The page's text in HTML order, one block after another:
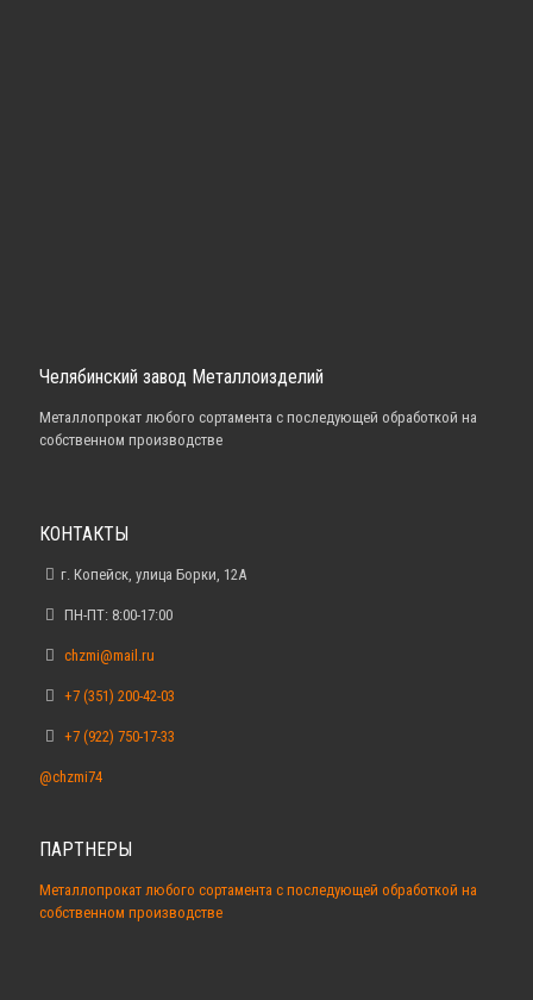
Челябинский завод Металлоизделий
Металлопрокат любого сортамента с последующей обработкой на
собственном производстве
КОНТАКТЫ
г. Копейск, улица Борки, 12А
ПН-ПТ: 8:00-17:00
chzmi@mail.ru
+7 (351) 200-42-03
+7 (922) 750-17-33
@chzmi74
ПАРТНЕРЫ
Металлопрокат любого сортамента с последующей обработкой на
собственном производстве